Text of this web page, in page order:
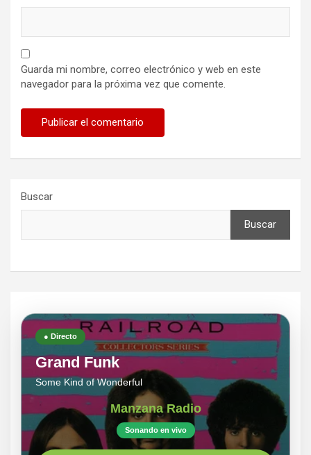
Guarda mi nombre, correo electrónico y web en este
navegador para la próxima vez que comente.
Buscar
Buscar
● Directo
Grand Funk
Some Kind of Wonderful
Manzana Radio
Sonando en vivo